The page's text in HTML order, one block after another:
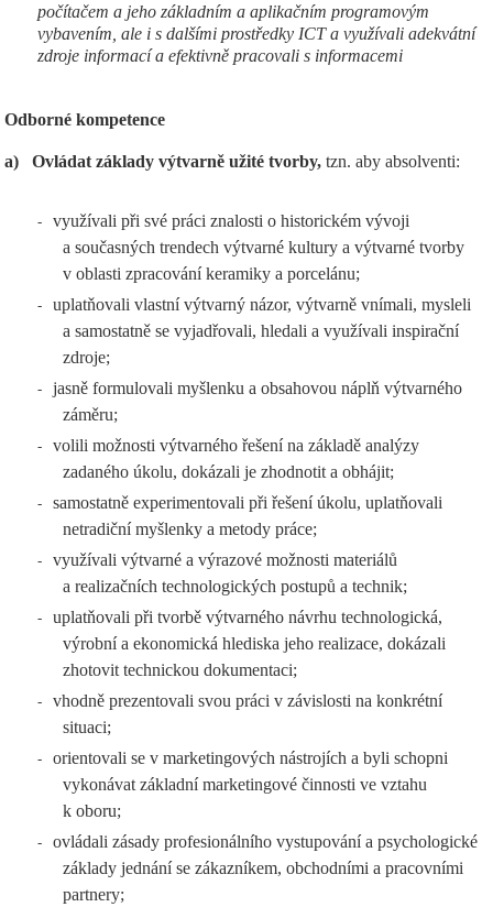
počítačem a jeho základním a aplikačním programovým
vybavením, ale i s dalšími prostředky ICT a využívali adekvátní
zdroje informací a efektivně pracovali s informacemi
Odborné kompetence
a) Ovládat základy výtvarně užité tvorby, tzn. aby absolventi:
-
využívali při své práci znalosti o historickém vývoji
a současných trendech výtvarné kultury a výtvarné tvorby
v oblasti zpracování keramiky a porcelánu;
-
uplatňovali vlastní výtvarný názor, výtvarně vnímali, mysleli
a samostatně se vyjadřovali, hledali a využívali inspirační
zdroje;
-
jasně formulovali myšlenku a obsahovou náplň výtvarného
záměru;
-
volili možnosti výtvarného řešení na základě analýzy
zadaného úkolu, dokázali je zhodnotit a obhájit;
-
samostatně experimentovali při řešení úkolu, uplatňovali
netradiční myšlenky a metody práce;
-
využívali výtvarné a výrazové možnosti materiálů
a realizačních technologických postupů a technik;
-
uplatňovali při tvorbě výtvarného návrhu technologická,
výrobní a ekonomická hlediska jeho realizace, dokázali
zhotovit technickou dokumentaci;
-
vhodně prezentovali svou práci v závislosti na konkrétní
situaci;
-
orientovali se v marketingových nástrojích a byli schopni
vykonávat základní marketingové činnosti ve vztahu
k oboru;
-
ovládali zásady profesionálního vystupování a psychologické
základy jednání se zákazníkem, obchodními a pracovními
partnery;